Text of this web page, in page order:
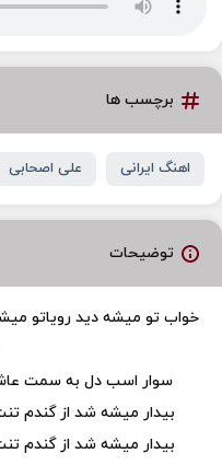
برچسب ها
اهنگ ایرانی علی اصحابی
توضیحات
خواب تو میشه دید رویاتو
سوار اسب دل به سمت
بیدار میشه شد از گندم
بیدار میشه شد از گندم